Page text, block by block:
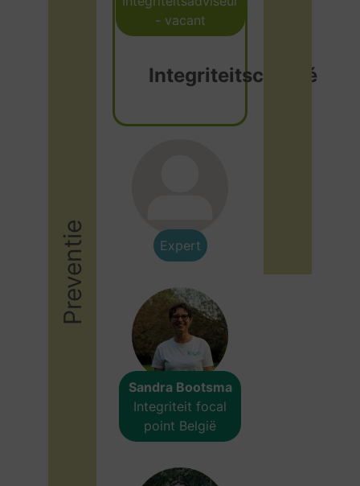
Preventie
- vacant
Integriteitscomité
Expert
Sandra Bootsma
Integriteit focal
point België